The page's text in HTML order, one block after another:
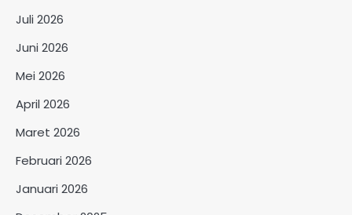
Juli 2026
Juni 2026
Mei 2026
April 2026
Maret 2026
Februari 2026
Januari 2026